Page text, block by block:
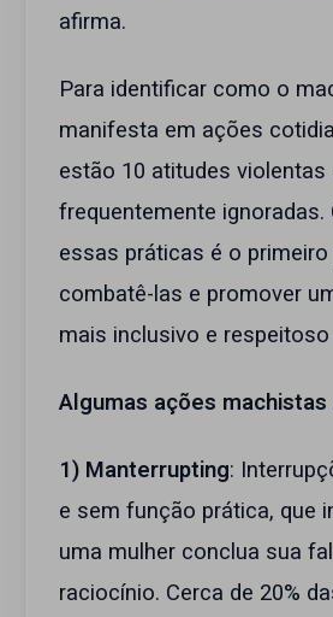
afirma.
Para identificar como o
manifesta em ações
estão 10 atitudes violentas
frequentemente ignoradas.
essas práticas é o
combatê-las e promover
mais inclusivo e
Algumas ações
1) Manterrupting:
e sem função prática, que
uma mulher conclua sua
raciocínio. Cerca de 20%